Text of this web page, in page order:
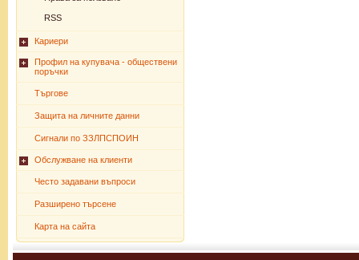
RSS
Кариери
Профил на купувача - обществени
поръчки
Търгове
Защита на личните данни
Сигнали по ЗЗЛПСПОИН
Обслужване на клиенти
Често задавани въпроси
Разширено търсене
Карта на сайта